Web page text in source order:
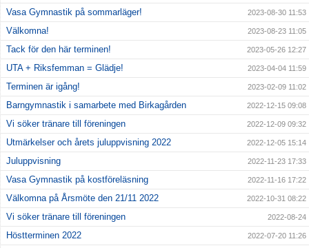
Vasa Gymnastik på sommarläger! 2023-08-30 11:53
Välkomna! 2023-08-23 11:05
Tack för den här terminen! 2023-05-26 12:27
UTA + Riksfemman = Glädje! 2023-04-04 11:59
Terminen är igång! 2023-02-09 11:02
Barngymnastik i samarbete med Birkagården 2022-12-15 09:08
Vi söker tränare till föreningen 2022-12-09 09:32
Utmärkelser och årets juluppvisning 2022 2022-12-05 15:14
Juluppvisning 2022-11-23 17:33
Vasa Gymnastik på kostföreläsning 2022-11-16 17:22
Välkomna på Årsmöte den 21/11 2022 2022-10-31 08:22
Vi söker tränare till föreningen 2022-08-24
Höstterminen 2022 2022-07-20 11:26